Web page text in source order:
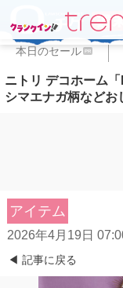
本日のセール PR
ニトリ デコホーム
シマエナガ柄などお
アイテム
2026年4月19日
◀ 記事に戻る